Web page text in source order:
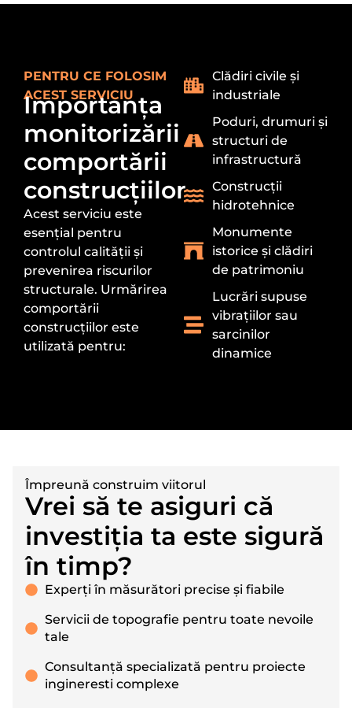
PENTRU CE FOLOSIM
ACEST SERVICIU
Importanța
monitorizării
comportării
construcțiilor
Acest serviciu este
esențial pentru
controlul calității și
prevenirea riscurilor
structurale. Urmărirea
comportării
construcțiilor este
utilizată pentru:
Clădiri civile și
industriale
Poduri, drumuri și
structuri de
infrastructură
Construcții
hidrotehnice
Monumente
istorice și clădiri
de patrimoniu
Lucrări supuse
vibrațiilor sau
sarcinilor
dinamice
Împreună construim viitorul
Vrei să te asiguri că
investiția ta este sigură
în timp?
Experți în măsurători precise și fiabile
Servicii de topografie pentru toate nevoile
tale
Consultanță specializată pentru proiecte
ingineresti complexe